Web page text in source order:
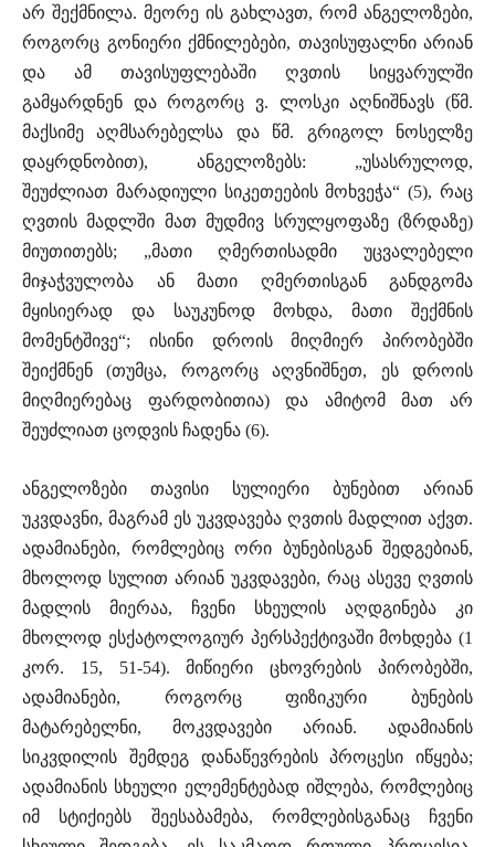
არ შექმნილა. მეორე ის გახლავთ, რომ ანგელოზები,
როგორც გონიერი ქმნილებები, თავისუფალნი არიან
და ამ თავისუფლებაში ღვთის სიყვარულში
გამყარდნენ და როგორც ვ. ლოსკი აღნიშნავს (წმ.
მაქსიმე აღმსარებელსა და წმ. გრიგოლ ნოსელზე
დაყრდნობით), ანგელოზებს: „უსასრულოდ,
შეუძლიათ მარადიული სიკეთეების მოხვეჭა“ (5), რაც
ღვთის მადლში მათ მუდმივ სრულყოფაზე (ზრდაზე)
მიუთითებს; „მათი ღმერთისადმი უცვალებელი
მიჯაჭვულობა ან მათი ღმერთისგან განდგომა
მყისიერად და საუკუნოდ მოხდა, მათი შექმნის
მომენტშივე“; ისინი დროის მიღმიერ პირობებში
შეიქმნენ (თუმცა, როგორც აღვნიშნეთ, ეს დროის
მიღმიერებაც ფარდობითია) და ამიტომ მათ არ
შეუძლიათ ცოდვის ჩადენა (6).
ანგელოზები თავისი სულიერი ბუნებით არიან
უკვდავნი, მაგრამ ეს უკვდავება ღვთის მადლით აქვთ.
ადამიანები, რომლებიც ორი ბუნებისგან შედგებიან,
მხოლოდ სულით არიან უკვდავები, რაც ასევე ღვთის
მადლის მიერაა, ჩვენი სხეულის აღდგინება კი
მხოლოდ ესქატოლოგიურ პერსპექტივაში მოხდება (1
კორ. 15, 51-54). მიწიერი ცხოვრების პირობებში,
ადამიანები, როგორც ფიზიკური ბუნების
მატარებელნი, მოკვდავები არიან. ადამიანის
სიკვდილის შემდეგ დანაწევრების პროცესი იწყება;
ადამიანის სხეული ელემენტებად იშლება, რომლებიც
იმ სტიქიებს შეესაბამება, რომლებისგანაც ჩვენი